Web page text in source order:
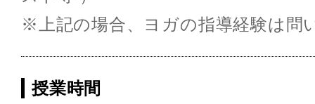
※上記の場合、ヨガの指導経験は問
授業時間